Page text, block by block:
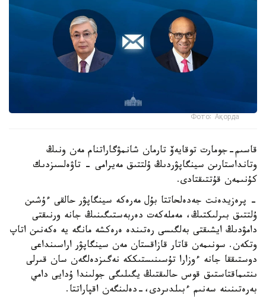
Фото: Ақорда
قاسىم-جومارت توقايەۆ تارمان شانمۋگاراتنام مەن ونىڭ
وتانداستارىن سينگاپۋردىڭ ۇلتتىق مەيرامى - تاۋەلسىزدىك
كۇنىمەن قۇتتىقتادى.
- پرەزيدەنت جەدەلحاتتا بۇل مەرەكە سينگاپۋر حالقى ءۇشىن
ۇلتتىق بىرلىكتىڭ، مەملەكەت دەربەستىگىنىڭ جانە ورنىقتى
دامۋدىڭ ايشىقتى بەلگىسى رەتىندە ەرەكشە مانگە يە ەكەنىن اتاپ
وتكەن. سونىمەن قاتار قازاقستان مەن سينگاپۋر اراسىنداعى
دوستىققا جانە ءوزارا تۇسىنىستىككە نەگىزدەلگەن سان قىرلى
ىنتىماقتاستىق قوس حالىقتىڭ يگىلىگى جولىندا ۇدايى دامي
بەرەتىنىنە سەنىم ءبىلدىردى،-دەلىنگەن اقپاراتتا.